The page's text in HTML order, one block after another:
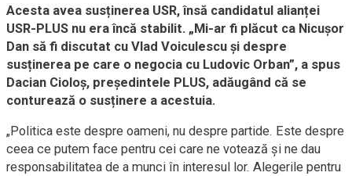
Acesta avea susținerea USR, însă candidatul alianței
USR-PLUS nu era încă stabilit. „Mi-ar fi plăcut ca Nicușor
Dan să fi discutat cu Vlad Voiculescu și despre
susținerea pe care o negocia cu Ludovic Orban”, a spus
Dacian Cioloș, președintele PLUS, adăugând că se
conturează o susținere a acestuia.
„Politica este despre oameni, nu despre partide. Este despre
ceea ce putem face pentru cei care ne votează și ne dau
responsabilitatea de a munci în interesul lor. Alegerile pentru